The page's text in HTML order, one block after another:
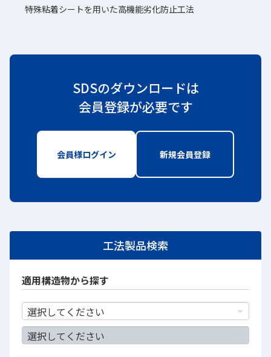
特殊粘着シートを用いた高機能劣化防止工法
SDSのダウンロードは
会員登録が必要です
会員様ログイン 新しいWindowで開きます
新規会員登録新しいWindow
工法製品検索
適用構造物から探す